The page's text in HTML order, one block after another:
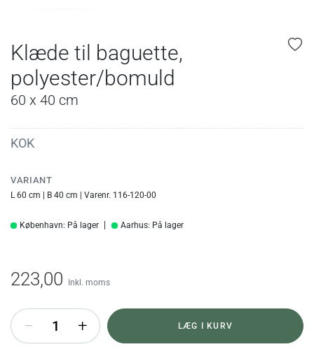
Klæde til baguette,
polyester/bomuld
60 x 40 cm
KOK
VARIANT
L 60 cm | B 40 cm | Varenr. 116-120-00
København: På lager Aarhus: På lager
223,00 Inkl. moms
+ LÆG I KURV